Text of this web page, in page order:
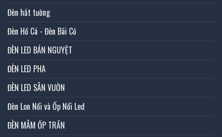
Đèn hắt tường
Đèn Hồ Cá - Đèn Bãi Cỏ
ĐÈN LED BÁN NGUYỆT
ĐÈN LED PHA
ĐÈN LED SÂN VƯỜN
Đèn Lon Nổi và Ốp Nổi Led
ĐÈN MÂM ỐP TRẦN